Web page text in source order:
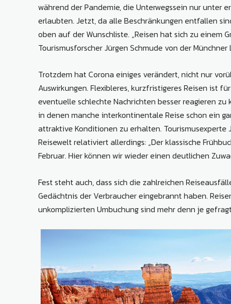
während der Pandemie, die Unterwegssein nur unter
erlaubten. Jetzt, da alle Beschränkungen entfallen
oben auf der Wunschliste. „Reisen hat sich zu einem
Tourismusforscher Jürgen Schmude von der
Trotzdem hat Corona einiges verändert, nicht nur
Auswirkungen. Flexibleres, kurzfristigeres Reisen ist
eventuelle schlechte Nachrichten besser reagieren
in denen manche interkontinentale Reise schon ein
attraktive Konditionen zu erhalten. Tourismusexperte
Reisewelt relativiert allerdings: „Der klassische
Februar. Hier können wir wieder einen deutlichen
Fest steht auch, dass sich die zahlreichen
Gedächtnis der Verbraucher eingebrannt haben.
unkomplizierten Umbuchung sind mehr denn je